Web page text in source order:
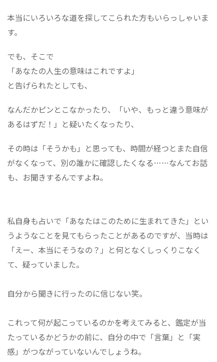
本当にいろいろな道を探してこられた方もいらっしゃいま
す。
でも、そこで
「あなたの人生の意味はこれですよ」
と告げられたとしても、
なんだかピンとこなかったり、「いや、もっと違う意味が
あるはずだ！」と疑いたくなったり、
その時は「そうかも」と思っても、時間が経つとまた自信
がなくなって、別の誰かに確認したくなる……なんてお話
も、お聞きするんですよね。
私自身も占いで「あなたはこのために生まれてきた」とい
うようなことを見てもらったことがあるのですが、当時は
「えー、本当にそうなの？」と何となくしっくりこなく
て、疑っていました。
自分から聞きに行ったのに信じない笑。
これって何が起こっているのかを考えてみると、鑑定が当
たっているかどうかの前に、自分の中で「言葉」と「実
感」がつながっていないんでしょうね。